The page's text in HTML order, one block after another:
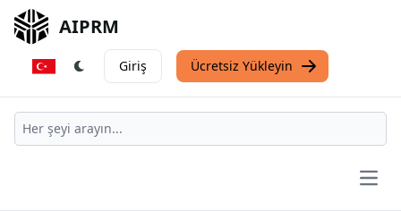
AIPRM
Giriş Ücretsiz Yükleyin